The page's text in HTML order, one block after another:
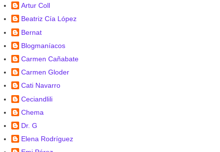
Artur Coll
Beatriz Cía López
Bernat
Blogmaníacos
Carmen Cañabate
Carmen Gloder
Cati Navarro
Ceciandlili
Chema
Dr. G
Elena Rodríguez